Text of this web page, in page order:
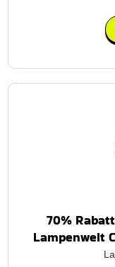
70%
Lampenwelt